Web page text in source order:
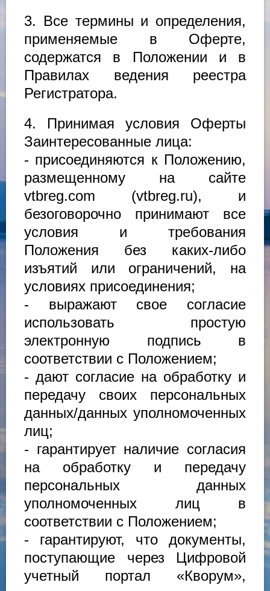
3. Все термины и определения,
применяемые в Оферте,
содержатся в Положении и в
Правилах ведения реестра
Регистратора.
4. Принимая условия Оферты
Заинтересованные лица:
- присоединяются к Положению,
размещенному на сайте
vtbreg.com (vtbreg.ru), и
безоговорочно принимают все
условия и требования
Положения без каких-либо
изъятий или ограничений, на
условиях присоединения;
- выражают свое согласие
использовать простую
электронную подпись в
соответствии с Положением;
- дают согласие на обработку и
передачу своих персональных
данных/данных уполномоченных
лиц;
- гарантирует наличие согласия
на обработку и передачу
персональных данных
уполномоченных лиц в
соответствии с Положением;
- гарантируют, что документы,
поступающие через Цифровой
учетный портал «Кворум»,